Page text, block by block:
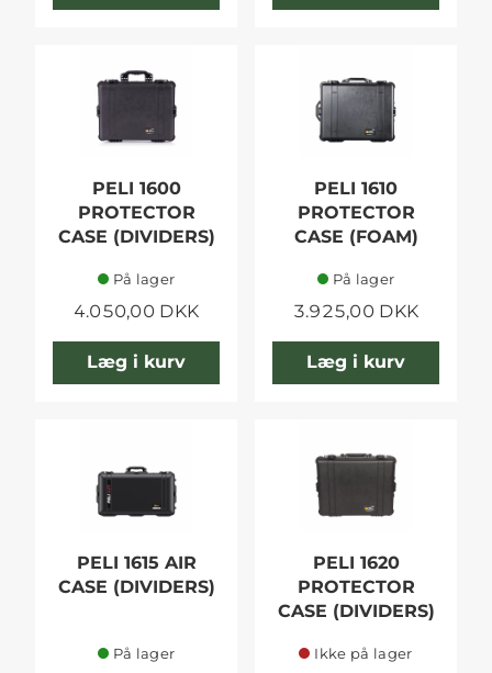
PELI 1600
PROTECTOR
CASE (DIVIDERS)
På lager
4.050,00 DKK
Læg i kurv
PELI 1610
PROTECTOR
CASE (FOAM)
På lager
3.925,00 DKK
Læg i kurv
PELI 1615 AIR
CASE (DIVIDERS)
På lager
PELI 1620
PROTECTOR
CASE (DIVIDERS)
Ikke på lager